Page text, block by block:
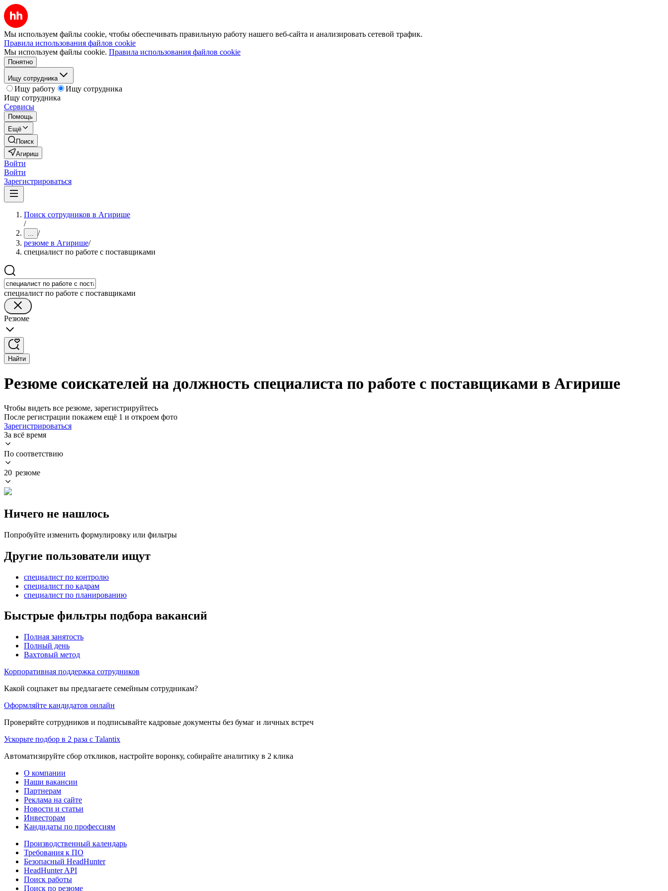
Мы используем файлы cookie, чтобы обеспечивать правильную работу нашего веб-сайта и анализировать сетевой трафик.
Правила использования файлов cookie
Мы используем файлы cookie. Правила использования файлов cookie
Понятно
Ищу сотрудника
Ищу работу
Ищу сотрудника
Ищу сотрудника
Сервисы
Помощь
Ещё
Поиск
Агириш
Войти
Войти
Зарегистрироваться
Поиск сотрудников в Агирише
/
... /
резюме в Агирише/
специалист по работе с поставщиками
специалист по работе с поставщиками
Резюме
Найти
Резюме соискателей на должность специалиста по работе с поставщиками в Агирише
Чтобы видеть все резюме, зарегистрируйтесь
После регистрации покажем ещё 1 и откроем фото
Зарегистрироваться
За всё время
По соответствию
20 резюме
Ничего не нашлось
Попробуйте изменить формулировку или фильтры
Другие пользователи ищут
специалист по контролю
специалист по кадрам
специалист по планированию
Быстрые фильтры подбора вакансий
Полная занятость
Полный день
Вахтовый метод
Корпоративная поддержка сотрудников
Какой соцпакет вы предлагаете семейным сотрудникам?
Оформляйте кандидатов онлайн
Проверяйте сотрудников и подписывайте кадровые документы без бумаг и личных встреч
Ускорьте подбор в 2 раза с Talantix
Автоматизируйте сбор откликов, настройте воронку, собирайте аналитику в 2 клика
О компании
Наши вакансии
Партнерам
Реклама на сайте
Новости и статьи
Инвесторам
Кандидаты по профессиям
Производственный календарь
Требования к ПО
Безопасный HeadHunter
HeadHunter API
Поиск работы
Поиск по резюме